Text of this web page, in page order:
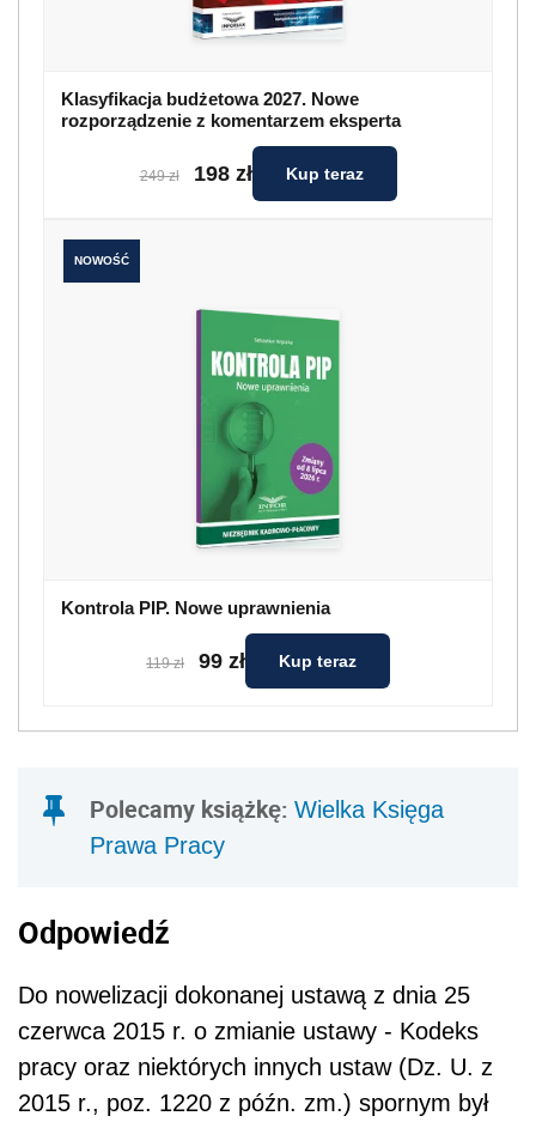
Klasyfikacja budżetowa 2027. Nowe
rozporządzenie z komentarzem eksperta
249 zł 198 zł Kup teraz
NOWOŚĆ
Kontrola PIP. Nowe uprawnienia
119 zł 99 zł Kup teraz
Polecamy książkę: Wielka Księga
Prawa Pracy
Odpowiedź
Do nowelizacji dokonanej ustawą z dnia 25
czerwca 2015 r. o zmianie ustawy - Kodeks
pracy oraz niektórych innych ustaw (Dz. U. z
2015 r., poz. 1220 z późn. zm.) spornym był